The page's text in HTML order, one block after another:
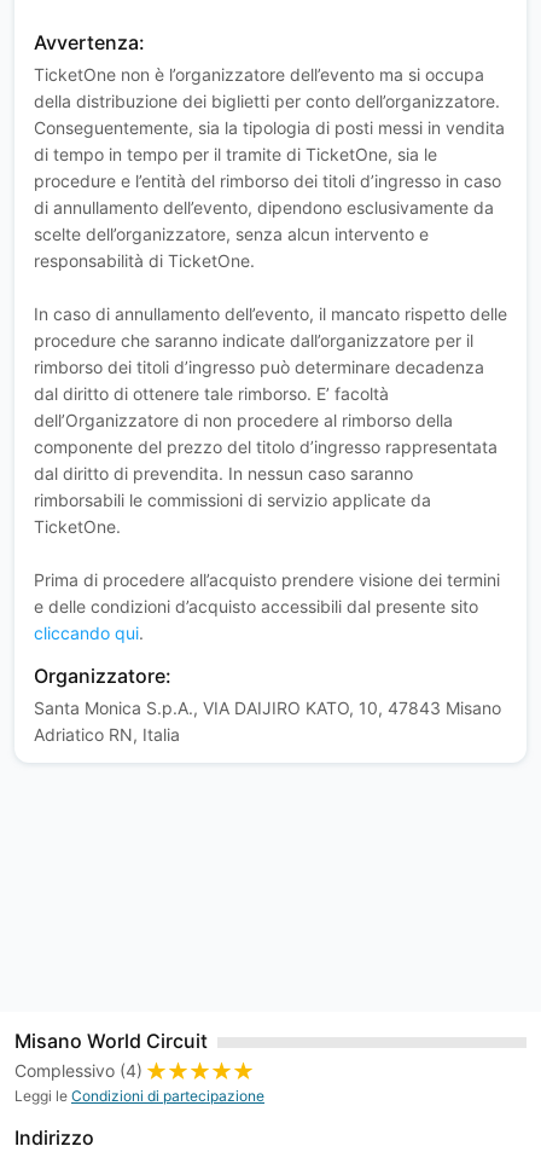
Avvertenza:
TicketOne non è l’organizzatore dell’evento ma si occupa
della distribuzione dei biglietti per conto dell’organizzatore.
Conseguentemente, sia la tipologia di posti messi in vendita
di tempo in tempo per il tramite di TicketOne, sia le
procedure e l’entità del rimborso dei titoli d’ingresso in caso
di annullamento dell’evento, dipendono esclusivamente da
scelte dell’organizzatore, senza alcun intervento e
responsabilità di TicketOne.
In caso di annullamento dell’evento, il mancato rispetto delle
procedure che saranno indicate dall’organizzatore per il
rimborso dei titoli d’ingresso può determinare decadenza
dal diritto di ottenere tale rimborso. E’ facoltà
dell’Organizzatore di non procedere al rimborso della
componente del prezzo del titolo d’ingresso rappresentata
dal diritto di prevendita. In nessun caso saranno
rimborsabili le commissioni di servizio applicate da
TicketOne.
Prima di procedere all’acquisto prendere visione dei termini
e delle condizioni d’acquisto accessibili dal presente sito
cliccando qui.
Organizzatore:
Santa Monica S.p.A., VIA DAIJIRO KATO, 10, 47843 Misano
Adriatico RN, Italia
Misano World Circuit
Complessivo (4)
Leggi le Condizioni di partecipazione
Indirizzo